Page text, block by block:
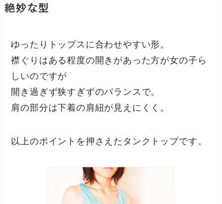
絶妙な型
ゆったりトップスに合わせやすい形。
襟ぐりはある程度の開きがあった方が女の子ら
しいのですが
開き過ぎず狭すぎずのバランスで。
肩の部分は下着の肩紐が見えにくく。
以上のポイントを押さえたタンクトップです。